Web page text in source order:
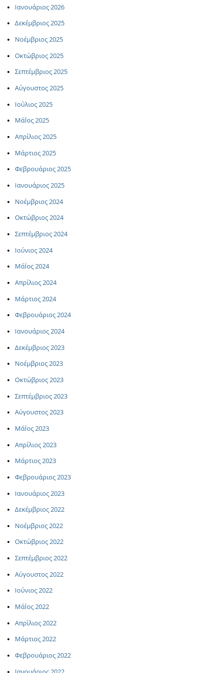
Ιανουάριος 2026
Δεκέμβριος 2025
Νοέμβριος 2025
Οκτώβριος 2025
Σεπτέμβριος 2025
Αύγουστος 2025
Ιούλιος 2025
ΜάΪος 2025
Απρίλιος 2025
Μάρτιος 2025
Φεβρουάριος 2025
Ιανουάριος 2025
Νοέμβριος 2024
Οκτώβριος 2024
Σεπτέμβριος 2024
Ιούνιος 2024
ΜάΪος 2024
Απρίλιος 2024
Μάρτιος 2024
Φεβρουάριος 2024
Ιανουάριος 2024
Δεκέμβριος 2023
Νοέμβριος 2023
Οκτώβριος 2023
Σεπτέμβριος 2023
Αύγουστος 2023
ΜάΪος 2023
Απρίλιος 2023
Μάρτιος 2023
Φεβρουάριος 2023
Ιανουάριος 2023
Δεκέμβριος 2022
Νοέμβριος 2022
Οκτώβριος 2022
Σεπτέμβριος 2022
Αύγουστος 2022
Ιούνιος 2022
ΜάΪος 2022
Απρίλιος 2022
Μάρτιος 2022
Φεβρουάριος 2022